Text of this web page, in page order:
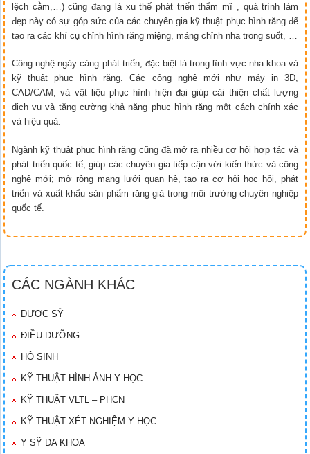
lệch cằm,…) cũng đang là xu thế phát triển thẩm mĩ , quá trình làm
đẹp này có sự góp sức của các chuyên gia kỹ thuật phục hình răng để
tạo ra các khí cụ chỉnh hình răng miệng, máng chỉnh nha trong suốt, …
Công nghệ ngày càng phát triển, đặc biệt là trong lĩnh vực nha khoa và
kỹ thuật phục hình răng. Các công nghệ mới như máy in 3D,
CAD/CAM, và vật liệu phục hình hiện đại giúp cải thiện chất lượng
dịch vụ và tăng cường khả năng phục hình răng một cách chính xác
và hiệu quả.
Ngành kỹ thuật phục hình răng cũng đã mở ra nhiều cơ hội hợp tác và
phát triển quốc tế, giúp các chuyên gia tiếp cận với kiến thức và công
nghệ mới; mở rộng mạng lưới quan hệ, tạo ra cơ hội học hỏi, phát
triển và xuất khẩu sản phẩm răng giả trong môi trường chuyên nghiệp
quốc tế.
CÁC NGÀNH KHÁC
DƯỢC SỸ
ĐIỀU DƯỠNG
HỘ SINH
KỸ THUẬT HÌNH ẢNH Y HỌC
KỸ THUẬT VLTL – PHCN
KỸ THUẬT XÉT NGHIỆM Y HỌC
Y SỸ ĐA KHOA